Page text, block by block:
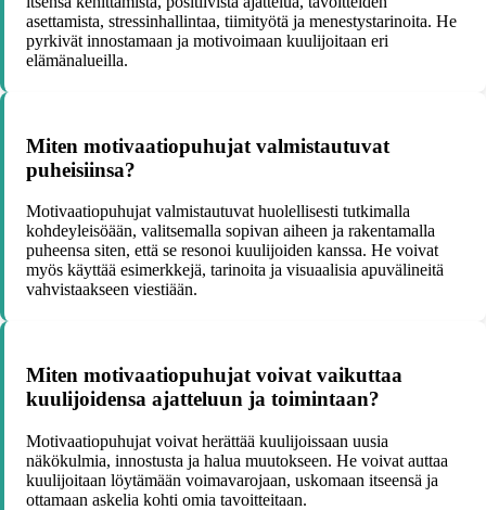
asettamista, stressinhallintaa, tiimityötä ja menestystarinoita. He
pyrkivät innostamaan ja motivoimaan kuulijoitaan eri
elämänalueilla.
Miten motivaatiopuhujat valmistautuvat
puheisiinsa?
Motivaatiopuhujat valmistautuvat huolellisesti tutkimalla
kohdeyleisöään, valitsemalla sopivan aiheen ja rakentamalla
puheensa siten, että se resonoi kuulijoiden kanssa. He voivat
myös käyttää esimerkkejä, tarinoita ja visuaalisia apuvälineitä
vahvistaakseen viestiään.
Miten motivaatiopuhujat voivat vaikuttaa
kuulijoidensa ajatteluun ja toimintaan?
Motivaatiopuhujat voivat herättää kuulijoissaan uusia
näkökulmia, innostusta ja halua muutokseen. He voivat auttaa
kuulijoitaan löytämään voimavarojaan, uskomaan itseensä ja
ottamaan askelia kohti omia tavoitteitaan.